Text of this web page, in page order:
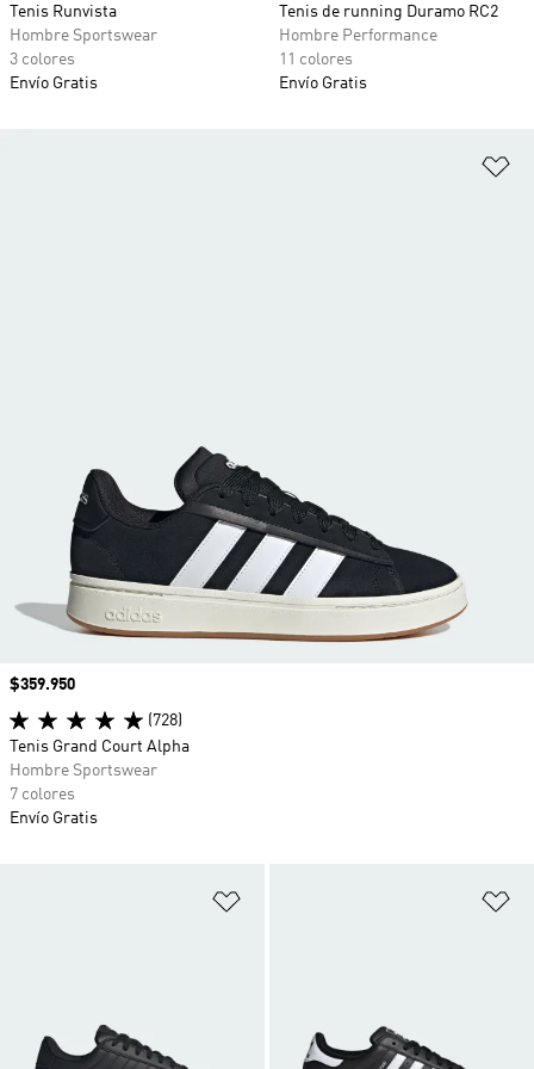
Tenis Runvista
Hombre Sportswear
3 colores
Envío Gratis
Tenis de running Duramo RC2
Hombre Performance
11 colores
Envío Gratis
Precio
$359.950
(728)
Tenis Grand Court Alpha
Hombre Sportswear
7 colores
Envío Gratis